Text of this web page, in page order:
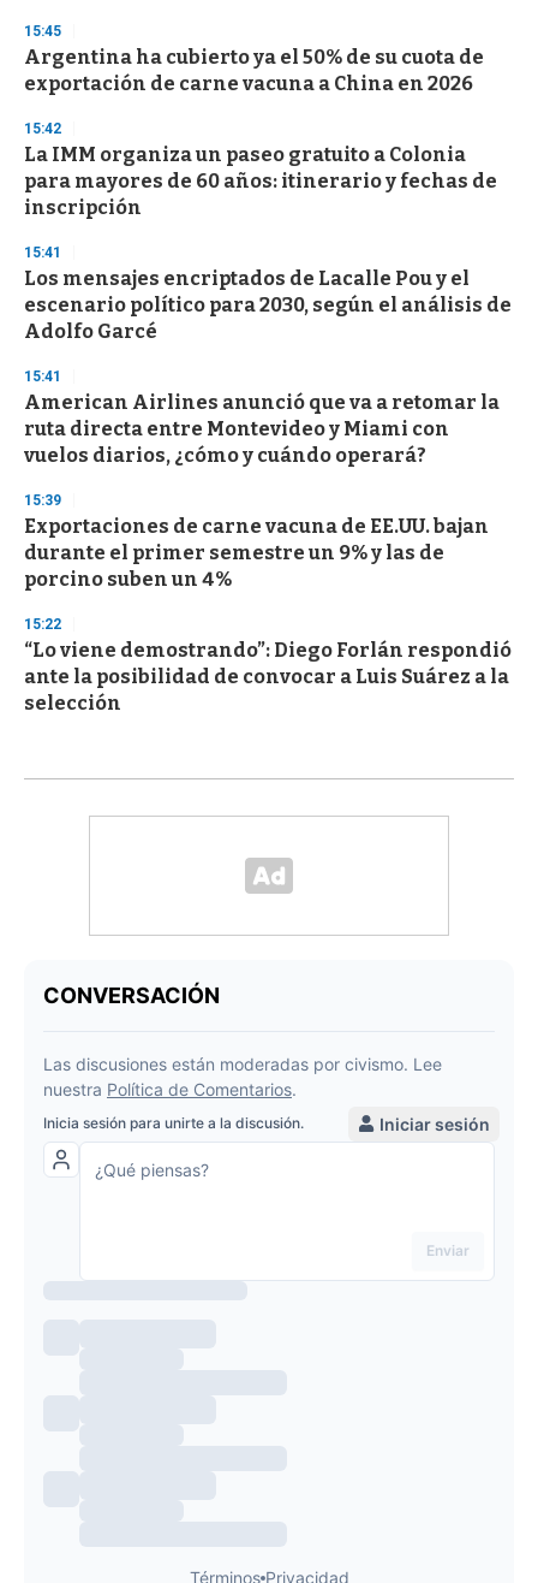
15:45
Argentina ha cubierto ya el 50% de su cuota de
exportación de carne vacuna a China en 2026
15:42
La IMM organiza un paseo gratuito a Colonia
para mayores de 60 años: itinerario y fechas de
inscripción
15:41
Los mensajes encriptados de Lacalle Pou y el
escenario político para 2030, según el análisis de
Adolfo Garcé
15:41
American Airlines anunció que va a retomar la
ruta directa entre Montevideo y Miami con
vuelos diarios, ¿cómo y cuándo operará?
15:39
Exportaciones de carne vacuna de EE.UU. bajan
durante el primer semestre un 9% y las de
porcino suben un 4%
15:22
“Lo viene demostrando”: Diego Forlán respondió
ante la posibilidad de convocar a Luis Suárez a la
selección